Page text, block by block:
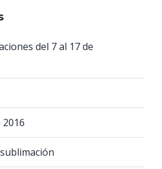
del 7 al 17 de